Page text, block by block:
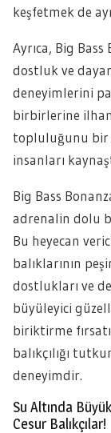
keşfetmek de
Ayrıca, Big Bass
dostluk ve
deneyimlerini
birbirlerine
topluluğunu bir
insanları
Big Bass
adrenalin dolu
Bu heyecan
balıklarının
dostlukları ve
büyüleyici
biriktirme
balıkçılığı
deneyimdir.
Su Altında
Cesur Balıkçılar!